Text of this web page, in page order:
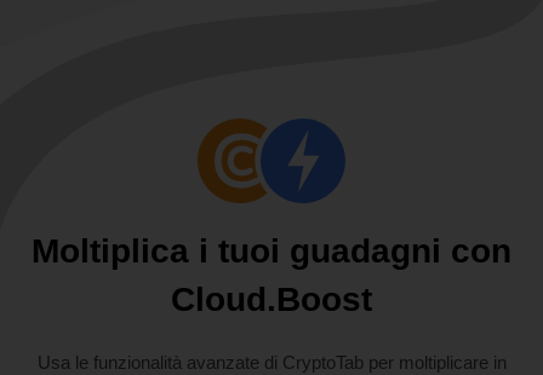
Moltiplica i tuoi guadagni con
Cloud.Boost
Usa le funzionalità avanzate di CryptoTab per moltiplicare in